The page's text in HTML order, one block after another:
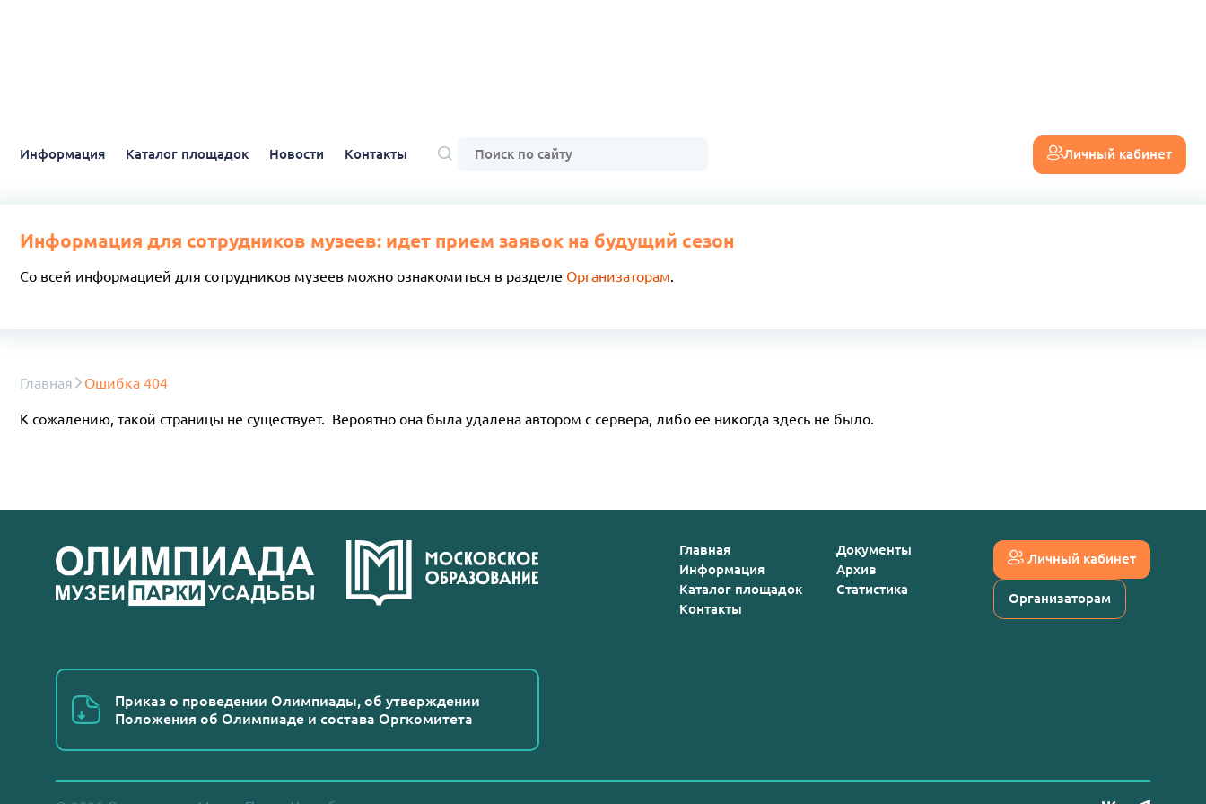
Информация Каталог площадок Новости Контакты Личный кабинет
Информация для сотрудников музеев: идет прием заявок на будущий сезон
Со всей информацией для сотрудников музеев можно ознакомиться в разделе Организаторам.
Главная Ошибка 404
К сожалению, такой страницы не существует. Вероятно она была удалена автором с сервера, либо ее никогда здесь не было.
Приказ о проведении Олимпиады, об утверждении
Положения об Олимпиаде и состава Оргкомитета
Главная
Информация
Каталог площадок
Контакты
Документы
Архив
Статистика
Личный кабинет
Организаторам